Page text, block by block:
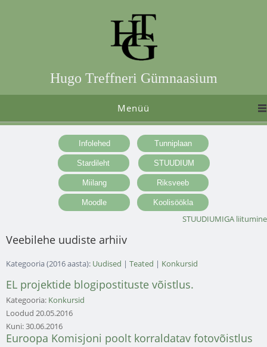
Hugo Treffneri Gümnaasium
Menüü
STUUDIUMIGA liitumine
Veebilehe uudiste arhiiv
Kategooria (2016 aasta): Uudised | Teated | Konkursid
EL projektide blogipostituste võistlus.
Kategooria: Konkursid
Loodud 20.05.2016
Kuni:30.06.2016
Euroopa Komisjoni poolt korraldatav fotovõistlus